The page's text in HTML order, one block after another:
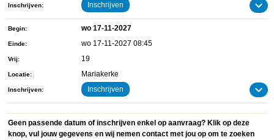
Inschrijven Inschrijven
Begin wo 17-11-2027
Einde wo 17-11-2027 08:45
Vrij 19
Locatie Mariakerke
Inschrijven Inschrijven
Geen passende datum of inschrijven enkel op aanvraag? Klik op deze
knop, vul jouw gegevens en wij nemen contact met jou op om te zoeken